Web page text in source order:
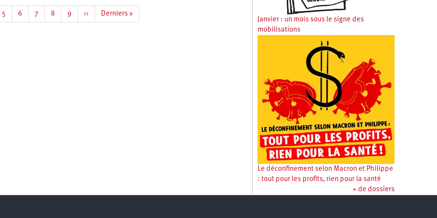
Page
5 Page
6 Page
7 Page
8 Page
9
Page
suivante
››
Dernière
page
Derniers »
Janvier : un mois sous le signe des
mobilisations
Le déconfinement selon Macron et Philippe
: tout pour les profits, rien pour la santé
+ de dossiers